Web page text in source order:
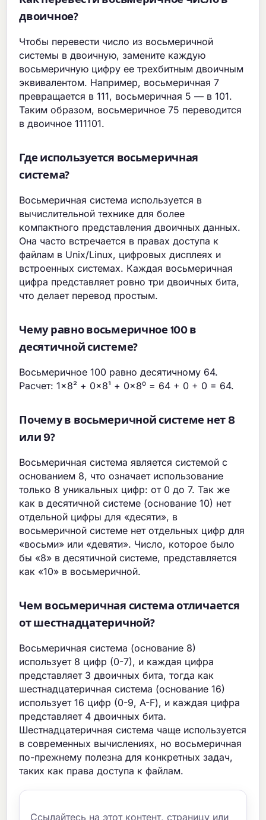
двоичное?
Чтобы перевести число из восьмеричной
системы в двоичную, замените каждую
восьмеричную цифру ее трехбитным двоичным
эквивалентом. Например, восьмеричная 7
превращается в 111, восьмеричная 5 — в 101.
Таким образом, восьмеричное 75 переводится
в двоичное 111101.
Где используется восьмеричная
система?
Восьмеричная система используется в
вычислительной технике для более
компактного представления двоичных данных.
Она часто встречается в правах доступа к
файлам в Unix/Linux, цифровых дисплеях и
встроенных системах. Каждая восьмеричная
цифра представляет ровно три двоичных бита,
что делает перевод простым.
Чему равно восьмеричное 100 в
десятичной системе?
Восьмеричное 100 равно десятичному 64.
Расчет: 1×8² + 0×8¹ + 0×8⁰ = 64 + 0 + 0 = 64.
Почему в восьмеричной системе нет 8
или 9?
Восьмеричная система является системой с
основанием 8, что означает использование
только 8 уникальных цифр: от 0 до 7. Так же
как в десятичной системе (основание 10) нет
отдельной цифры для «десяти», в
восьмеричной системе нет отдельных цифр для
«восьми» или «девяти». Число, которое было
бы «8» в десятичной системе, представляется
как «10» в восьмеричной.
Чем восьмеричная система отличается
от шестнадцатеричной?
Восьмеричная система (основание 8)
использует 8 цифр (0-7), и каждая цифра
представляет 3 двоичных бита, тогда как
шестнадцатеричная система (основание 16)
использует 16 цифр (0-9, A-F), и каждая цифра
представляет 4 двоичных бита.
Шестнадцатеричная система чаще используется
в современных вычислениях, но восьмеричная
по-прежнему полезна для конкретных задач,
таких как права доступа к файлам.
Ссылайтесь на этот контент, страницу или